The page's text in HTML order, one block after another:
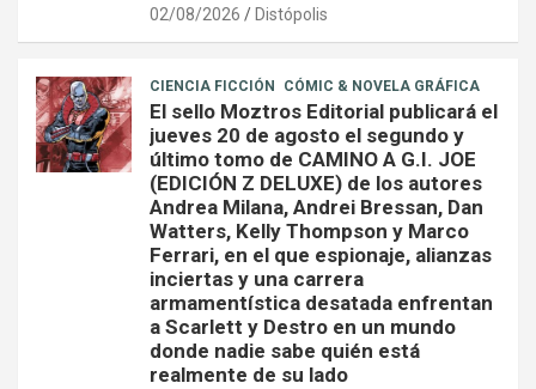
02/08/2026 Distópolis
CIENCIA FICCIÓN CÓMIC & NOVELA GRÁFICA
El sello Moztros Editorial publicará el
jueves 20 de agosto el segundo y
último tomo de CAMINO A G.I. JOE
(EDICIÓN Z DELUXE) de los autores
Andrea Milana, Andrei Bressan, Dan
Watters, Kelly Thompson y Marco
Ferrari, en el que espionaje, alianzas
inciertas y una carrera
armamentística desatada enfrentan
a Scarlett y Destro en un mundo
donde nadie sabe quién está
realmente de su lado